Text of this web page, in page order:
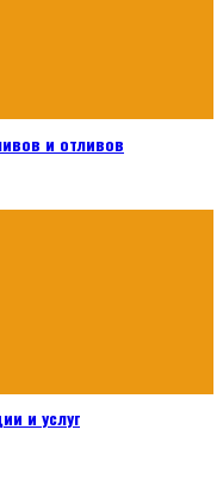
и отливов
и услуг